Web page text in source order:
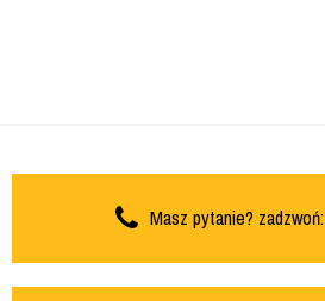
Masz pytanie? zadzwoń: